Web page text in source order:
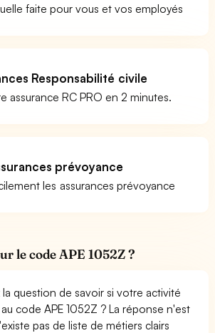
faite pour vous et vos employés
Responsabilité civile
assurance RC PRO en 2 minutes.
prévoyance
les assurances prévoyance
le code APE 1052Z ?
question de savoir si votre activité
code APE 1052Z ? La réponse n'est
pas de liste de métiers clairs